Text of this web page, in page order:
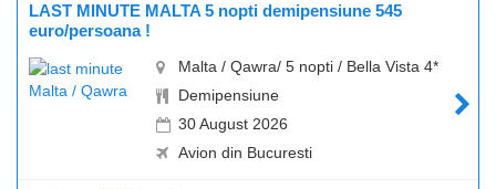
LAST MINUTE MALTA 5 nopti demipensiune 545
euro/persoana !
Malta / Qawra/ 5 nopti / Bella Vista 4*
Demipensiune
30 August 2026
Avion din Bucuresti